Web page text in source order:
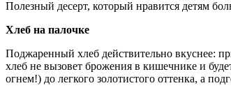
Полезный десерт, который нравится детям
Хлеб на палочке
Поджаренный хлеб действительно вкуснее:
хлеб не вызовет брожения в кишечнике и
огнем!) до легкого золотистого оттенка, а